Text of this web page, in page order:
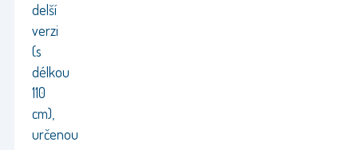
delší
verzi
(s
délkou
110
cm),
určenou